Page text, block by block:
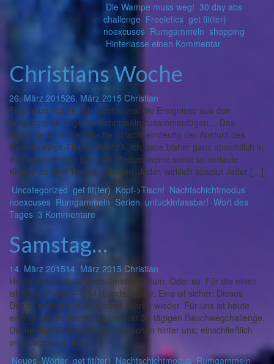
Die Wampe muss weg! 30 day abs
challenge, Freeletics,get fit(ter),
noexcuses, Rumgammeln,shopping
Hinterlasse einen Kommentar
Christians Woche
26. März 201526. März 2015 Christian
Eine neue Rubrik. Ich möchte mal die Ereignisse aus den
vergangenen Tagen in Schnipseln zusammenfügen… Das
Hauptthema dieser Woche ist wohl eindeutig der Absturz des
Germanwings-Fluges 4U9525. Ich habe bisher ganz absichtlich in
den sogenannten Sozialen Medien meine sonst so vorlaute
Klappe zu dem Thema gehalten. Jeder, wirklich absolut Jeder […]
Uncategorized get fit(ter) Kopf->Tisch!, Nachtschichtmodus,
noexcuses, Rumgammeln, Serien, unfuckinfassbar!, Wort des
Tages 3 Kommentare
Samstag…
14. März 201514. März 2015 Christian
Heute ist ein relativ bedeutendes Datum. Oder so. Für die einen
ist heute Pi-Day – 3.1415undsoweiter. Eins ist sicher: Dieses
Datum kommt erst in hundert Jahren wieder. Für uns ist heute
erstmal der vorletzte Tag unserer 30-tägigen Bauchwegchallenge.
Die heutige Quälerei haben wir schon hinter uns; einschließlich
und insgesamt über […]
Neues, Wörter get fit(ter), Nachtschichtmodus, Rumgammeln,